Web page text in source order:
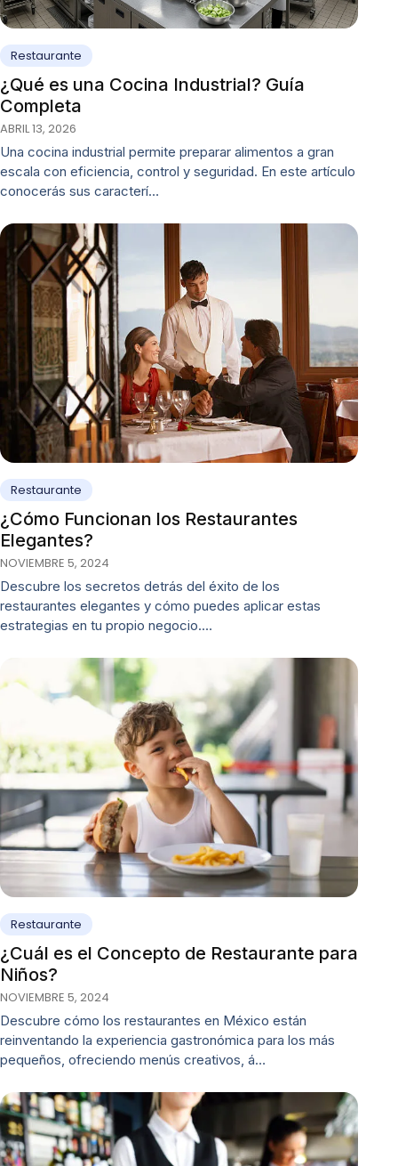
Restaurante
¿Qué es una Cocina Industrial? Guía
Completa
ABRIL 13, 2026
Una cocina industrial permite preparar alimentos a gran
escala con eficiencia, control y seguridad. En este artículo
conocerás sus caracterí…
Restaurante
¿Cómo Funcionan los Restaurantes
Elegantes?
NOVIEMBRE 5, 2024
Descubre los secretos detrás del éxito de los
restaurantes elegantes y cómo puedes aplicar estas
estrategias en tu propio negocio.…
Restaurante
¿Cuál es el Concepto de Restaurante para
Niños?
NOVIEMBRE 5, 2024
Descubre cómo los restaurantes en México están
reinventando la experiencia gastronómica para los más
pequeños, ofreciendo menús creativos, á…